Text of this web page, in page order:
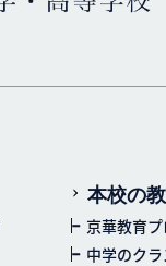
本校の
京華教育
中学のク